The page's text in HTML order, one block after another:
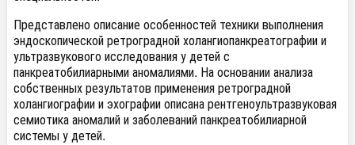
Представлено описание особенностей техники выполнения
эндоскопической ретроградной холангиопанкреатографии и
ультразвукового исследования у детей с
панкреатобилиарными аномалиями. На основании анализа
собственных результатов применения ретроградной
холангиографии и эхографии описана рентгеноультразвуковая
семиотика аномалий и заболеваний панкреатобилиарной
системы у детей.